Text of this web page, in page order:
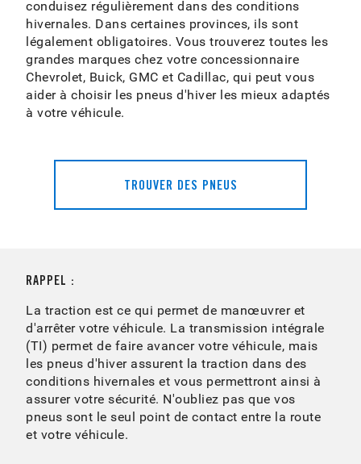
conduisez régulièrement dans des conditions
hivernales. Dans certaines provinces, ils sont
légalement obligatoires. Vous trouverez toutes les
grandes marques chez votre concessionnaire
Chevrolet, Buick, GMC et Cadillac, qui peut vous
aider à choisir les pneus d'hiver les mieux adaptés
à votre véhicule.
TROUVER DES PNEUS
RAPPEL :
La traction est ce qui permet de manœuvrer et
d'arrêter votre véhicule. La transmission intégrale
(TI) permet de faire avancer votre véhicule, mais
les pneus d'hiver assurent la traction dans des
conditions hivernales et vous permettront ainsi à
assurer votre sécurité. N'oubliez pas que vos
pneus sont le seul point de contact entre la route
et votre véhicule.